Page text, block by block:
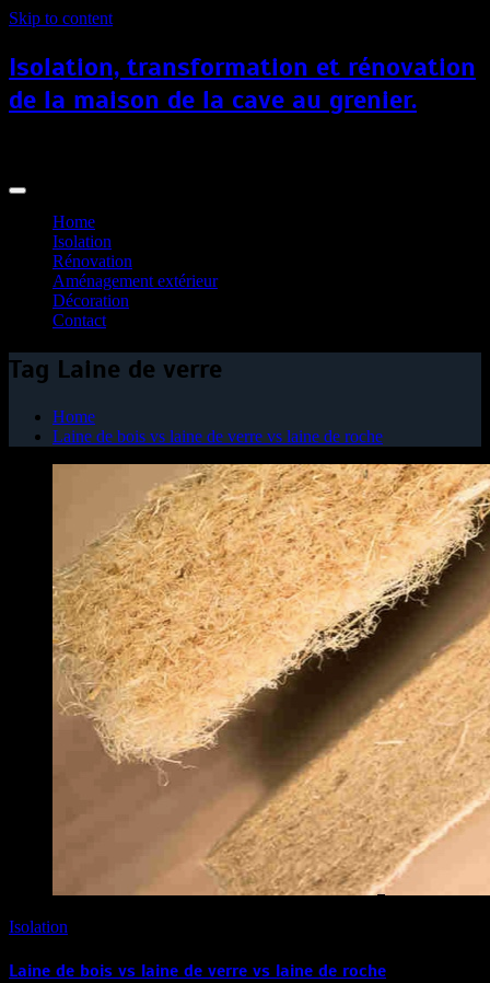
Skip to content
Isolation, transformation et rénovation
de la maison de la cave au grenier.
Home
Isolation
Rénovation
Aménagement extérieur
Décoration
Contact
Tag Laine de verre
Home
Laine de bois vs laine de verre vs laine de roche
Isolation
Laine de bois vs laine de verre vs laine de roche